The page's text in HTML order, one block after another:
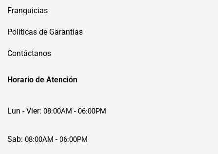
Franquicias
Políticas de Garantías
Contáctanos
Horario de Atención
Lun - Vier: 08:00AM - 06:00PM
Sab: 08:00AM - 06:00PM